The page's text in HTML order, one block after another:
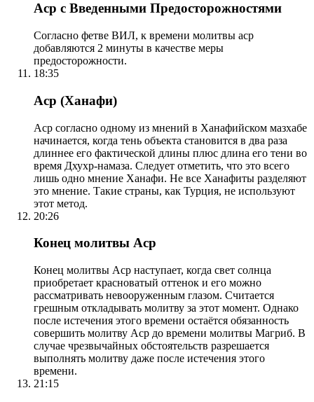
Аср с Введенными Предосторожностями
Согласно фетве ВИЛ, к времени молитвы аср
добавляются 2 минуты в качестве меры
предосторожности.
18:35
Аср (Ханафи)
Аср согласно одному из мнений в Ханафийском мазхабе
начинается, когда тень объекта становится в два раза
длиннее его фактической длины плюс длина его тени во
время Дхухр-намаза. Следует отметить, что это всего
лишь одно мнение Ханафи. Не все Ханафиты разделяют
это мнение. Такие страны, как Турция, не используют
этот метод.
20:26
Конец молитвы Аср
Конец молитвы Аср наступает, когда свет солнца
приобретает красноватый оттенок и его можно
рассматривать невооруженным глазом. Считается
грешным откладывать молитву за этот момент. Однако
после истечения этого времени остаётся обязанность
совершить молитву Аср до времени молитвы Магриб. В
случае чрезвычайных обстоятельств разрешается
выполнять молитву даже после истечения этого
времени.
21:15